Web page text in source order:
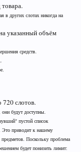
в других слотах никогда на
указанный объём
средств.
слотов.
будут доступны.
пустой список
Это приводит к нашему
Поскольку проблема
будет понизить лимит: